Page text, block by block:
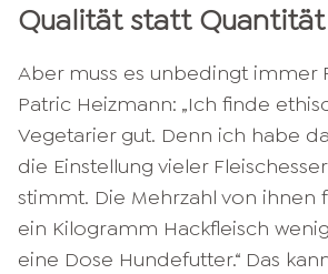
Qualität statt Quantität
Aber muss es unbedingt immer
Patric Heizmann: „Ich finde
Vegetarier gut. Denn ich habe
die Einstellung vieler
stimmt. Die Mehrzahl von ihnen
ein Kilogramm Hackfleisch
eine Dose Hundefutter.“ Das